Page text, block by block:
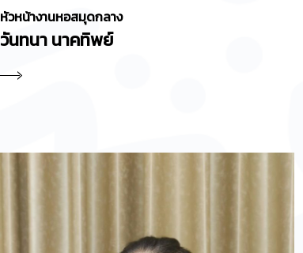
หัวหน้างานหอสมุดกลาง
วันทนา นาคทิพย์